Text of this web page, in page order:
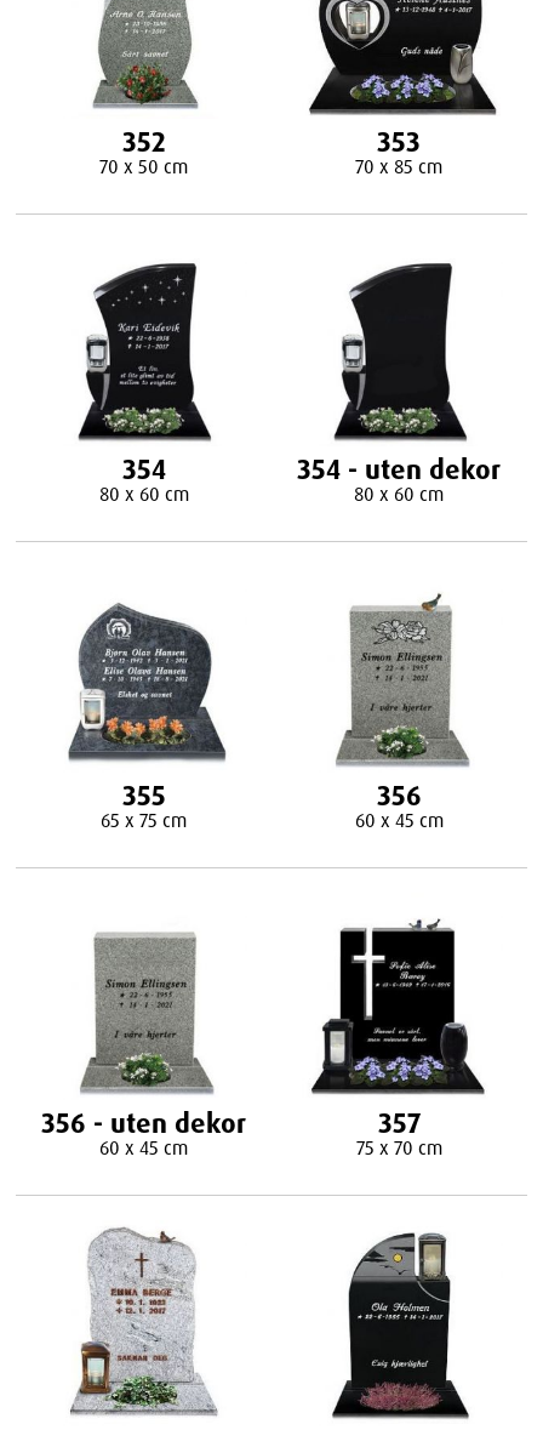
352
70 x 50 cm
353
70 x 85 cm
354
80 x 60 cm
354 - uten dekor
80 x 60 cm
355
65 x 75 cm
356
60 x 45 cm
356 - uten dekor
60 x 45 cm
357
75 x 70 cm